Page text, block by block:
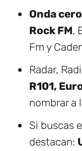
Onda
Rock FM,
Fm y
Radar,
R101,
nombrar a
Si buscas
destacan: